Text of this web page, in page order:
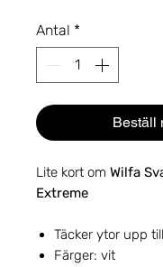
Antal *
Beställ
Lite kort om Wilfa
Extreme
Täcker ytor upp
Färger: vit